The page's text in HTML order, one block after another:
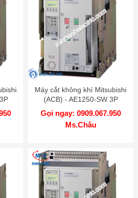
Máy cắt không khí Mitsubishi
(ACB) - AE1250-SW 3P
1250A 65kA DR
Gọi ngay: 0909.067.950
Ms.Châu